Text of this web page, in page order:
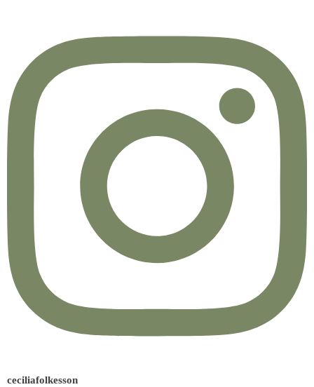
ceciliafolkesson